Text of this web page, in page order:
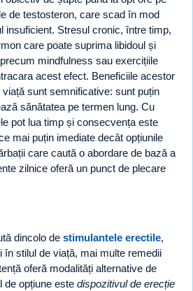
de testosteron, care scad în mod
insuficient. Stresul cronic, între timp,
care poate suprima libidoul și
mindfulness sau exercițiile
acest efect. Beneficiile acestor
sunt semnificative: sunt puțin
sănătatea pe termen lung. Cu
pot lua timp și consecvența este
mai puțin imediate decât opțiunile
care caută o abordare de bază a
zilnice oferă un punct de plecare
dincolo de stimulantele erectile,
stilul de viață, mai multe remedii
oferă modalități alternative de
de opțiune este dispozitivul de erecție